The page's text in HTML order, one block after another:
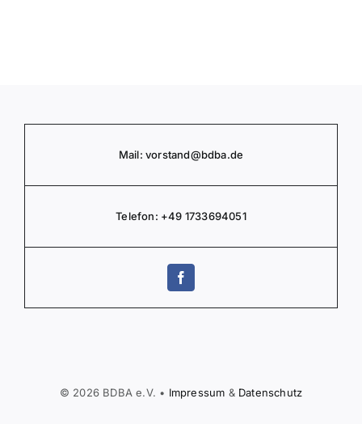
Mail:vorstand@bdba.de
Telefon: +49 1733694051
© 2026 BDBA e.V. • Impressum & Daten­schutz